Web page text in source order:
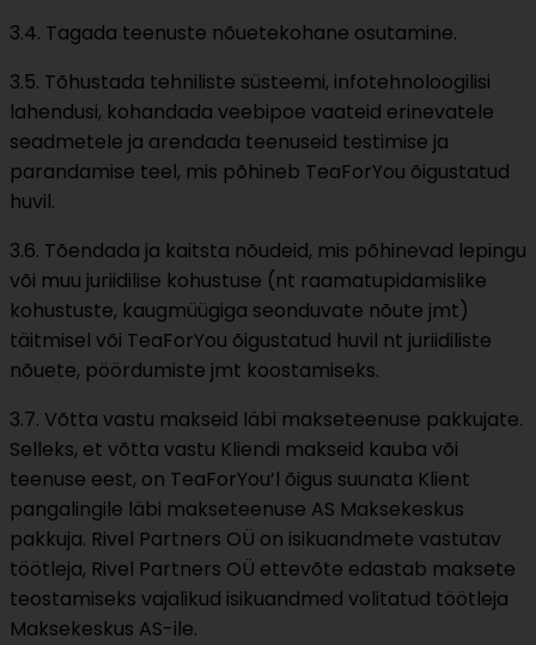
3.4. Tagada teenuste nõuetekohane osutamine.
3.5. Tõhustada tehniliste süsteemi, infotehnoloogilisi
lahendusi, kohandada veebipoe vaateid erinevatele
seadmetele ja arendada teenuseid testimise ja
parandamise teel, mis põhineb TeaForYou õigustatud
huvil.
3.6. Tõendada ja kaitsta nõudeid, mis põhinevad lepingu
või muu juriidilise kohustuse (nt raamatupidamislike
kohustuste, kaugmüügiga seonduvate nõute jmt)
täitmisel või TeaForYou õigustatud huvil nt juriidiliste
nõuete, pöördumiste jmt koostamiseks.
3.7. Võtta vastu makseid läbi makseteenuse pakkujate.
Selleks, et võtta vastu Kliendi makseid kauba või
teenuse eest, on TeaForYou’l õigus suunata Klient
pangalingile läbi makseteenuse AS Maksekeskus
pakkuja. Rivel Partners OÜ on isikuandmete vastutav
töötleja, Rivel Partners OÜ ettevõte edastab maksete
teostamiseks vajalikud isikuandmed volitatud töötleja
Maksekeskus AS-ile.